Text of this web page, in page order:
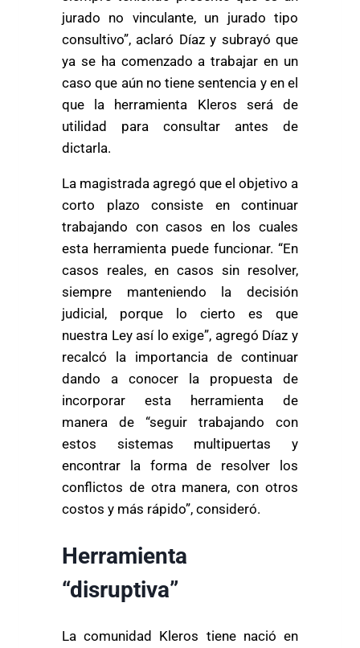
jurado no vinculante, un jurado tipo
consultivo”, aclaró Díaz y subrayó que
ya se ha comenzado a trabajar en un
caso que aún no tiene sentencia y en el
que la herramienta Kleros será de
utilidad para consultar antes de
dictarla.
La magistrada agregó que el objetivo a
corto plazo consiste en continuar
trabajando con casos en los cuales
esta herramienta puede funcionar. “En
casos reales, en casos sin resolver,
siempre manteniendo la decisión
judicial, porque lo cierto es que
nuestra Ley así lo exige”, agregó Díaz y
recalcó la importancia de continuar
dando a conocer la propuesta de
incorporar esta herramienta de
manera de “seguir trabajando con
estos sistemas multipuertas y
encontrar la forma de resolver los
conflictos de otra manera, con otros
costos y más rápido”, consideró.
Herramienta
“disruptiva”
La comunidad Kleros tiene nació en